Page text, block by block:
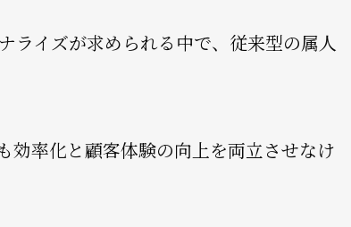
ライズが求められる中で、従来型の属人
率化と顧客体験の向上を両立させなけ